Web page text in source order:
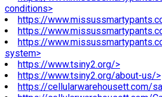
conditions>
https://
https://
https://
system>
https://www.tsiny2.org/>
https://www.tsiny2.org/about-us/>
https://cellularwarehousett.com/